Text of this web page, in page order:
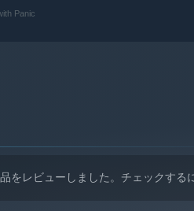
Panic
をレビューしました。チェックする